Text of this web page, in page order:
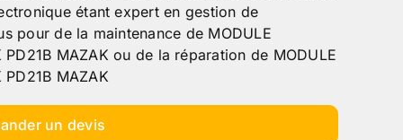
étant expert en gestion de
pour de la maintenance de MODULE
PD21B MAZAK ou de la réparation de MODULE
PD21B MAZAK
un devis